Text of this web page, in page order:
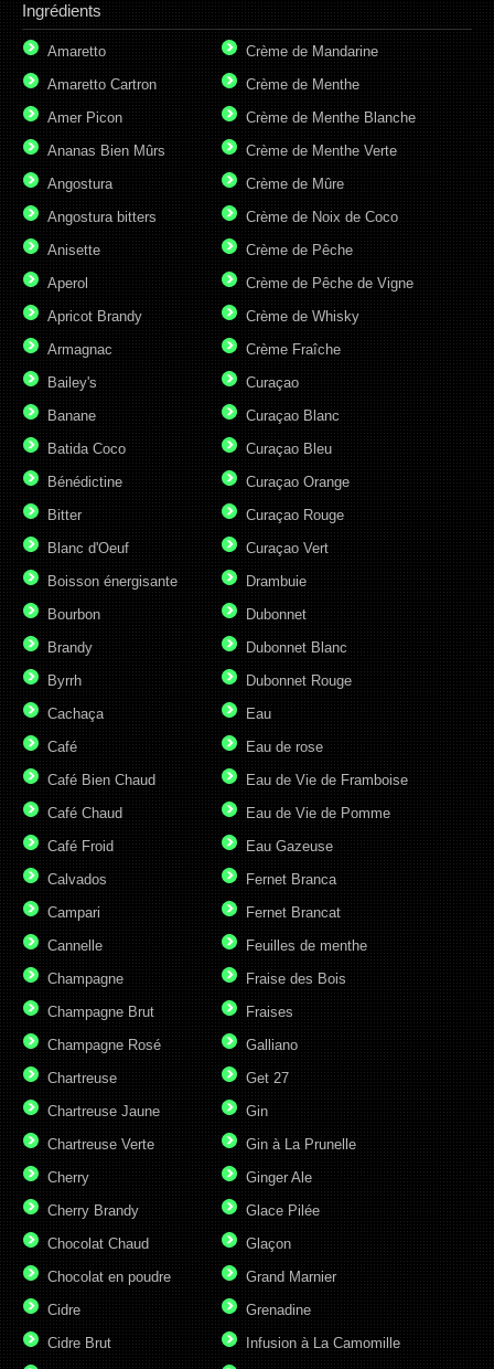
Ingrédients
Amaretto
Amaretto Cartron
Amer Picon
Ananas Bien Mûrs
Angostura
Angostura bitters
Anisette
Aperol
Apricot Brandy
Armagnac
Bailey's
Banane
Batida Coco
Bénédictine
Bitter
Blanc d'Oeuf
Boisson énergisante
Bourbon
Brandy
Byrrh
Cachaça
Café
Café Bien Chaud
Café Chaud
Café Froid
Calvados
Campari
Cannelle
Champagne
Champagne Brut
Champagne Rosé
Chartreuse
Chartreuse Jaune
Chartreuse Verte
Cherry
Cherry Brandy
Chocolat Chaud
Chocolat en poudre
Cidre
Cidre Brut
Crème de Mandarine
Crème de Menthe
Crème de Menthe Blanche
Crème de Menthe Verte
Crème de Mûre
Crème de Noix de Coco
Crème de Pêche
Crème de Pêche de Vigne
Crème de Whisky
Crème Fraîche
Curaçao
Curaçao Blanc
Curaçao Bleu
Curaçao Orange
Curaçao Rouge
Curaçao Vert
Drambuie
Dubonnet
Dubonnet Blanc
Dubonnet Rouge
Eau
Eau de rose
Eau de Vie de Framboise
Eau de Vie de Pomme
Eau Gazeuse
Fernet Branca
Fernet Brancat
Feuilles de menthe
Fraise des Bois
Fraises
Galliano
Get 27
Gin
Gin à La Prunelle
Ginger Ale
Glace Pilée
Glaçon
Grand Marnier
Grenadine
Infusion à La Camomille